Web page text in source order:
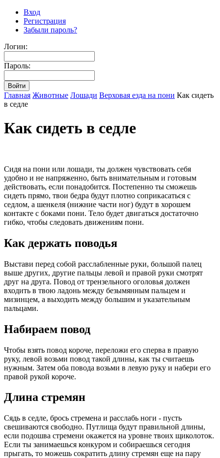
Вход
Регистрация
Забыли пароль?
Логин:
Пароль:
Главная Животные Лошади Верховая езда на пони Как сидеть
в седле
Как сидеть в седле
Сидя на пони или лошади, ты должен чувствовать себя
удобно и не напряженно, быть внимательным и готовым
действовать, если понадобится. Постепенно ты сможешь
сидеть прямо, твои бедра будут плотно соприкасаться с
седлом, а шенкеля (нижние части ног) будут в хорошем
контакте с боками пони. Тело будет двигаться достаточно
гибко, чтобы следовать движениям пони.
Как держать поводья
Выстави перед собой расслабленные руки, большой палец
выше других, другие пальцы левой и правой руки смотрят
друг на друга. Повод от трензельного оголовья должен
входить в твою ладонь между безымянным пальцем и
мизинцем, а выходить между большим и указательным
пальцами.
Набираем повод
Чтобы взять повод короче, переложи его сперва в правую
руку, левой возьми повод такой длины, как ты считаешь
нужным. Затем оба повода возьми в левую руку и набери его
правой рукой короче.
Длина стремян
Сядь в седле, брось стремена и расслабь ноги - пусть
свешиваются свободно. Путлища будут правильной длины,
если подошва стремени окажется на уровне твоих щиколоток.
Если ты занимаешься конкуром и собираешься сегодня
прыгать, то можешь сократить длину стремян еще на пару